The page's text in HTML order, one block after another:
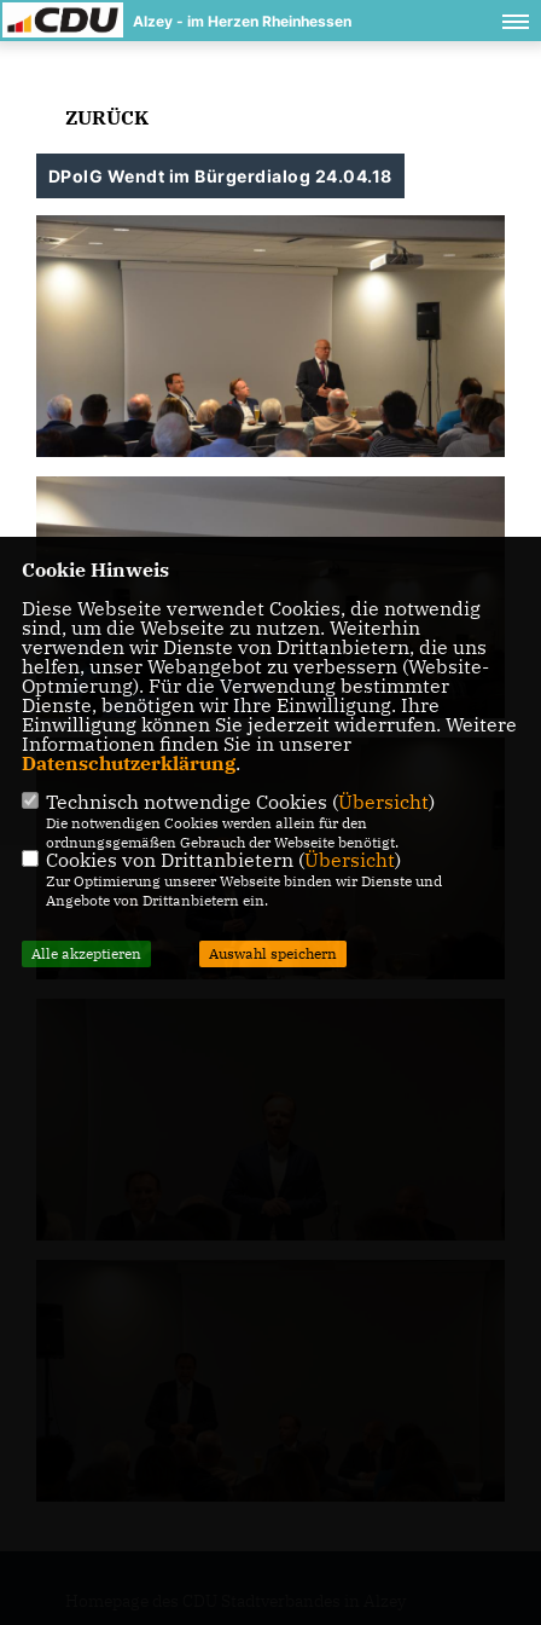
Alzey - im Herzen Rheinhessen
ZURÜCK
DPolG Wendt im Bürgerdialog 24.04.18
Cookie Hinweis
Diese Webseite verwendet Cookies, die notwendig
sind, um die Webseite zu nutzen. Weiterhin
verwenden wir Dienste von Drittanbietern, die uns
helfen, unser Webangebot zu verbessern (Website-
Optmierung). Für die Verwendung bestimmter
Dienste, benötigen wir Ihre Einwilligung. Ihre
Einwilligung können Sie jederzeit widerrufen. Weitere
Informationen finden Sie in unserer
Datenschutzerklärung.
Technisch notwendige Cookies (Übersicht)
Die notwendigen Cookies werden allein für den
ordnungsgemäßen Gebrauch der Webseite benötigt.
Cookies von Drittanbietern (Übersicht)
Zur Optimierung unserer Webseite binden wir Dienste und
Angebote von Drittanbietern ein.
Alle akzeptieren Auswahl speichern